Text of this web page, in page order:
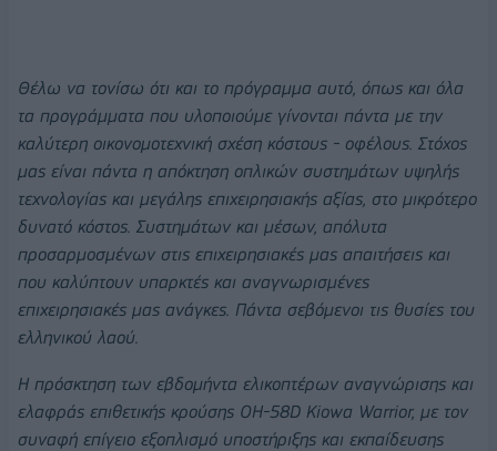
Θέλω να τονίσω ότι και το πρόγραμμα αυτό, όπως και όλα
τα προγράμματα που υλοποιούμε γίνονται πάντα με την
καλύτερη οικονομοτεχνική σχέση κόστους - οφέλους. Στόχος
μας είναι πάντα η απόκτηση οπλικών συστημάτων υψηλής
τεχνολογίας και μεγάλης επιχειρησιακής αξίας, στο μικρότερο
δυνατό κόστος. Συστημάτων και μέσων, απόλυτα
προσαρμοσμένων στις επιχειρησιακές μας απαιτήσεις και
που καλύπτουν υπαρκτές και αναγνωρισμένες
επιχειρησιακές μας ανάγκες. Πάντα σεβόμενοι τις θυσίες του
ελληνικού λαού.
Η πρόσκτηση των εβδομήντα ελικοπτέρων αναγνώρισης και
ελαφράς επιθετικής κρούσης OH-58D Kiowa Warrior, με τον
συναφή επίγειο εξοπλισμό υποστήριξης και εκπαίδευσης